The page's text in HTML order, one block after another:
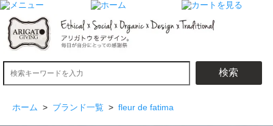
検索
ホーム > ブランド一覧 > fleur de fatima